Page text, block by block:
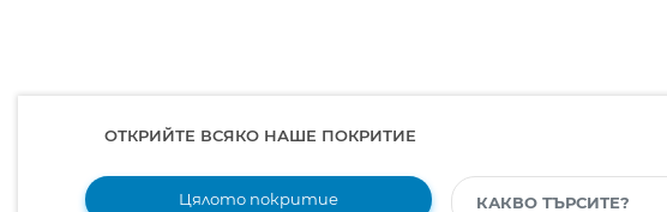
ОТКРИЙТЕ ВСЯКО НАШЕ ПОКРИТИЕ
Цялото покритие